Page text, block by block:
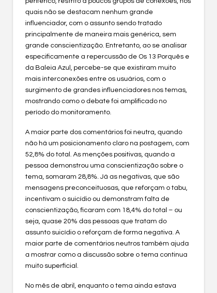
quais não se destacam nenhum grande
influenciador, com o assunto sendo tratado
principalmente de maneira mais genérica, sem
grande conscientização. Entretanto, ao se analisar
especificamente a repercussão de Os 13 Porquês e
da Baleia Azul, percebe-se que existiram muito
mais interconexões entre os usuários, com o
surgimento de grandes influenciadores nos temas,
mostrando como o debate foi amplificado no
período do monitoramento.
A maior parte dos comentários foi neutra, quando
não há um posicionamento claro na postagem, com
52,8% do total. As menções positivas, quando a
pessoa demonstrou uma conscientização sobre o
tema, somaram 28,8%. Já as negativas, que são
mensagens preconceituosas, que reforçam o tabu,
incentivam o suicídio ou demonstram falta de
conscientização, ficaram com 18,4% do total – ou
seja, quase 20% das pessoas que tratam do
assunto suicídio o reforçam de forma negativa. A
maior parte de comentários neutros também ajuda
a mostrar como a discussão sobre o tema continua
muito superficial.
No mês de abril, enquanto o tema ainda estava